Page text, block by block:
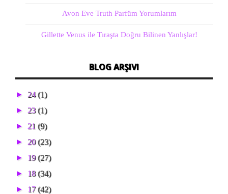
Avon Eve Truth Parfüm Yorumlarım
Gillette Venus ile Tıraşta Doğru Bilinen Yanlışlar!
BLOG ARŞIVI
► 24(1)
► 23(1)
► 21 (9)
► 20(23)
► 19(27)
► 18(34)
► 17(42)